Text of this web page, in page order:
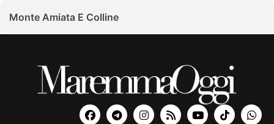
Monte Amiata E Colline